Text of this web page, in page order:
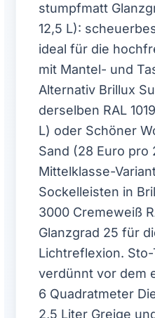
stumpfmatt
12,5 L):
ideal für die
mit Mantel- und
Alternativ Brillux
derselben RAL
L) oder Schöner
Sand (28 Euro pro
Mittelklasse-
Sockelleisten in
3000 Cremeweiß
Glanzgrad 25 für
Lichtreflexion. Sto-
verdünnt vor dem
6 Quadratmeter
2,5 Liter Greige